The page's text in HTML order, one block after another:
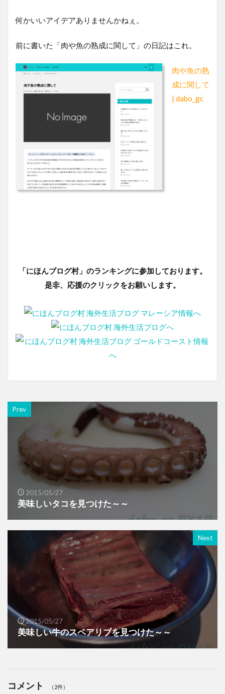
何かいいアイデアありませんかねぇ。
前に書いた「肉や魚の熟成に関して」の日記はこれ。
肉や魚の熟
成に関して
| dabo_gc
「にほんブログ村」のランキングに参加しております。
是非、応援のクリックをお願いします。
Prev
2015/05/27
美味しいタコを見つけた～～
Next
2015/05/27
美味しい牛のスペアリブを見つけた～～
コメント （2件）